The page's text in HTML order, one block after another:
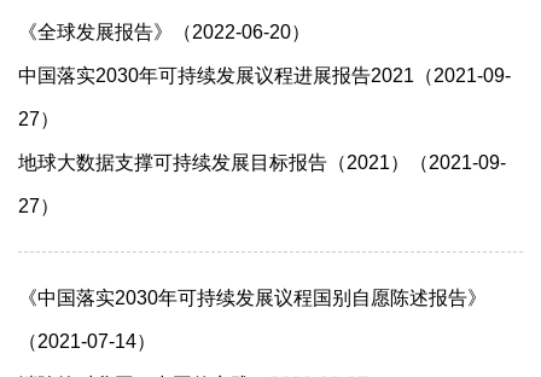
《全球发展报告》（2022-06-20）
中国落实2030年可持续发展议程进展报告2021（2021-09-
27）
地球大数据支撑可持续发展目标报告（2021）（2021-09-
27）
《中国落实2030年可持续发展议程国别自愿陈述报告》
（2021-07-14）